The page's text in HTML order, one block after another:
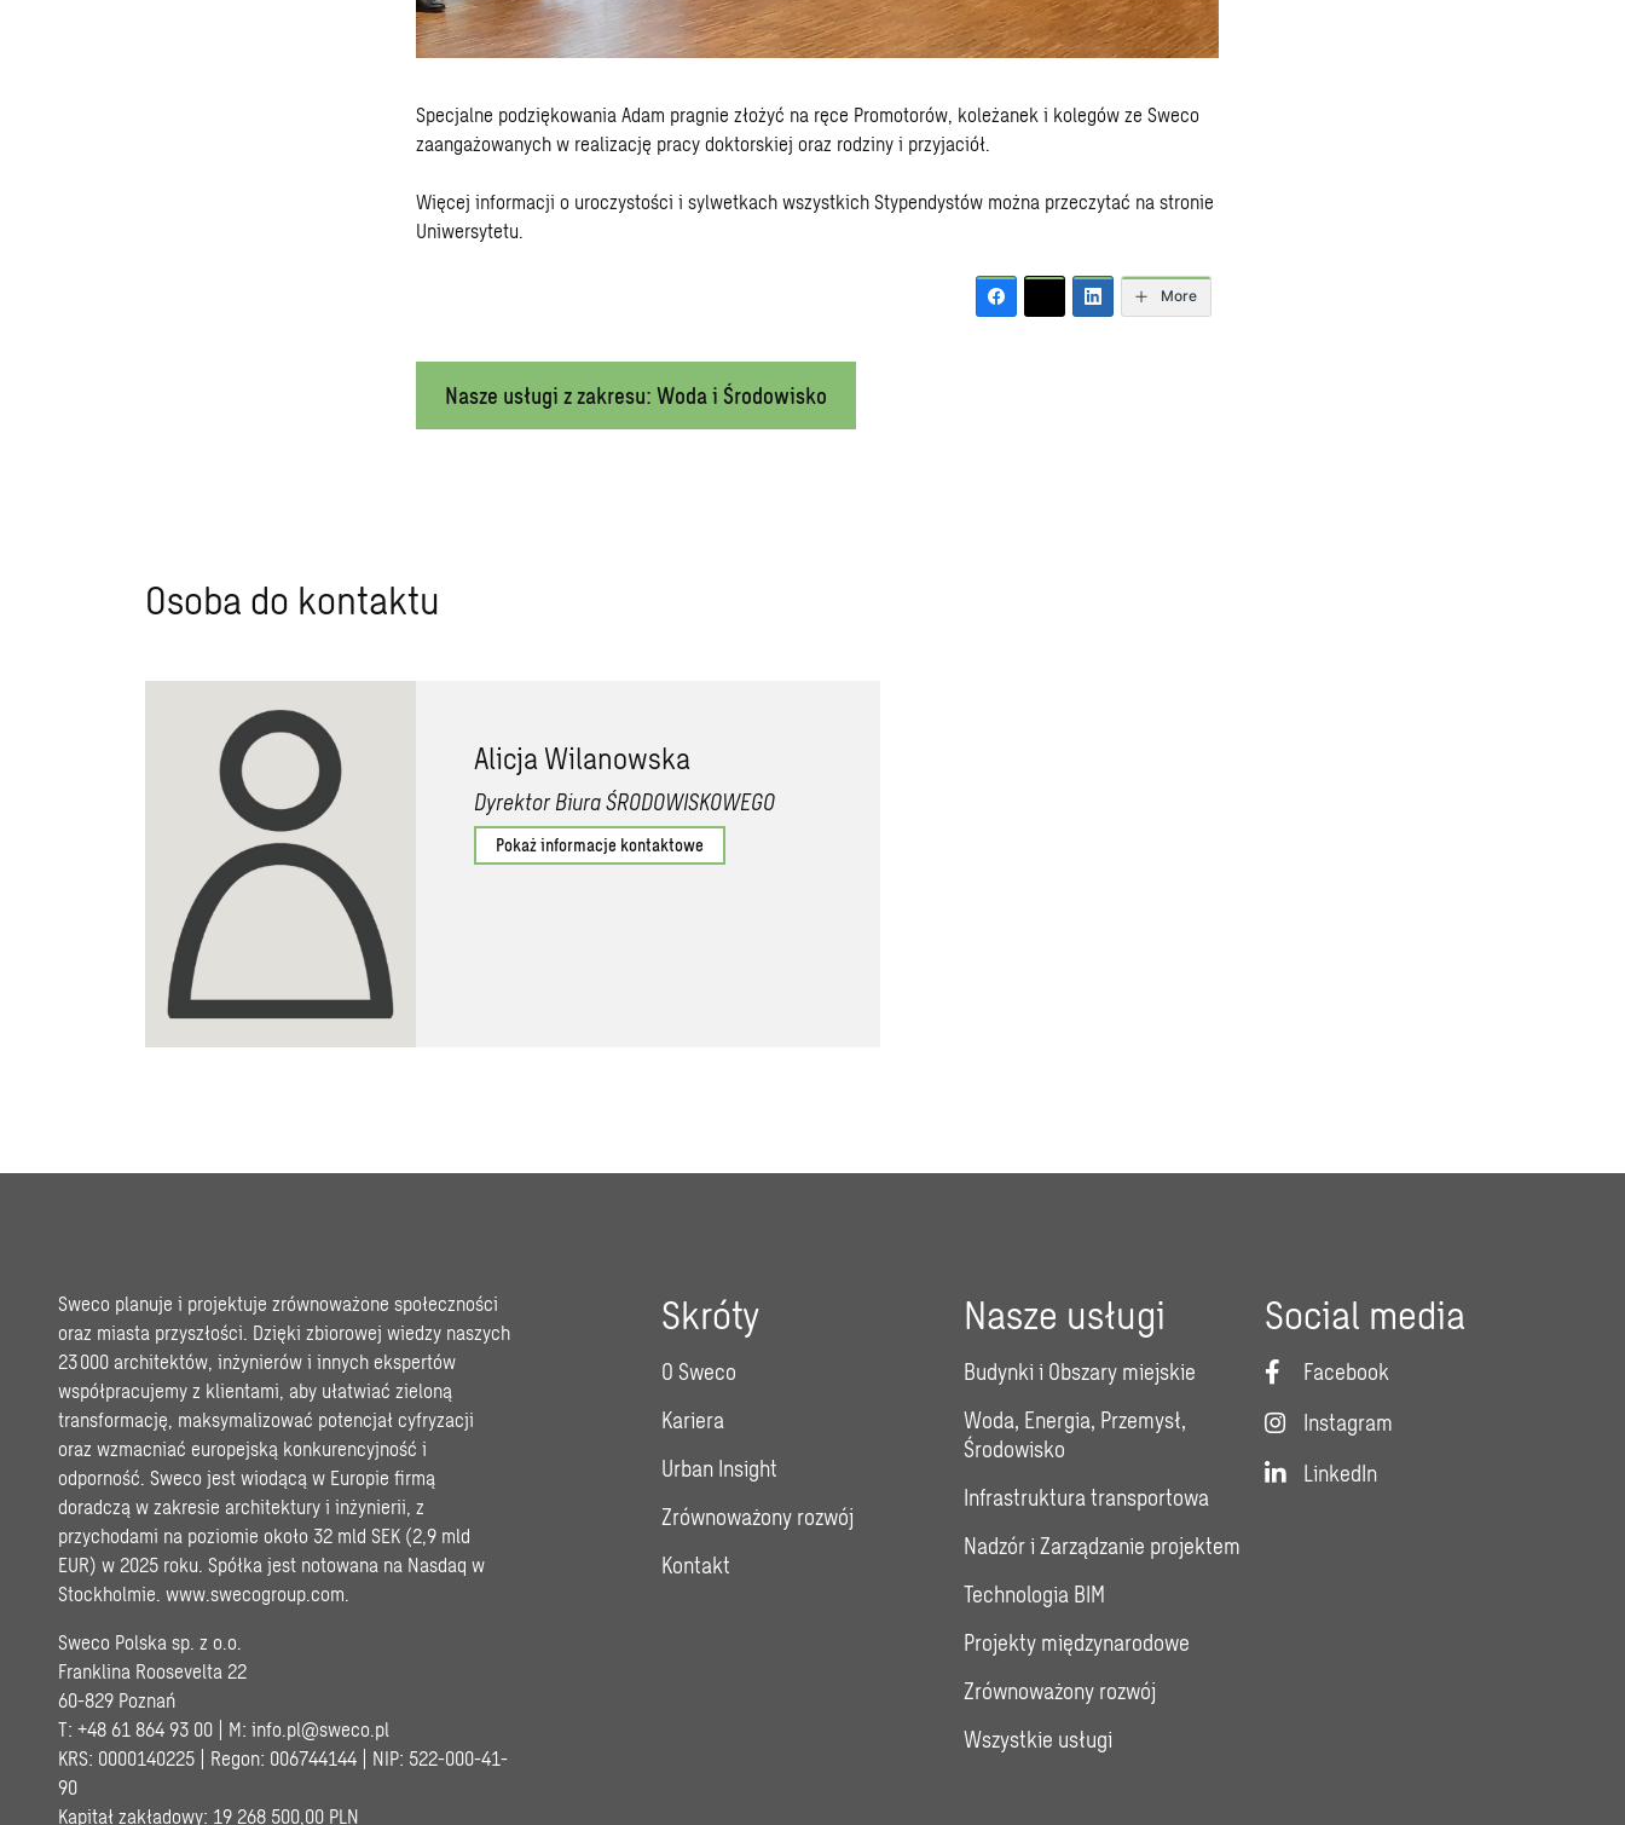
Specjalne podziękowania Adam pragnie złożyć na ręce Promotorów, koleżanek i kolegów ze Sweco
zaangażowanych w realizację pracy doktorskiej oraz rodziny i przyjaciół.
Więcej informacji o uroczystości i sylwetkach wszystkich Stypendystów można przeczytać na stronie
Uniwersytetu.
More
Nasze usługi z zakresu: Woda i Środowisko
Osoba do kontaktu
Alicja Wilanowska
Dyrektor Biura ŚRODOWISKOWEGO
Pokaż informacje kontaktowe
Sweco planuje i projektuje zrównoważone społeczności
oraz miasta przyszłości. Dzięki zbiorowej wiedzy naszych
23 000 architektów, inżynierów i innych ekspertów
współpracujemy z klientami, aby ułatwiać zieloną
transformację, maksymalizować potencjał cyfryzacji
oraz wzmacniać europejską konkurencyjność i
odporność. Sweco jest wiodącą w Europie firmą
doradczą w zakresie architektury i inżynierii, z
przychodami na poziomie około 32 mld SEK (2,9 mld
EUR) w 2025 roku. Spółka jest notowana na Nasdaq w
Stockholmie. www.swecogroup.com
Sweco Polska sp. z o.o.
Franklina Roosevelta 22
60-829 Poznań
T: +48 61 864 93 00 | M: info.pl@sweco.pl
KRS: 0000140225 | Regon: 006744144 | NIP: 522-000-41-
90
Kapitał zakładowy: 19 268 500,00 PLN
Skróty
O Sweco
Kariera
Urban Insight
Zrównoważony rozwój
Kontakt
Nasze usługi
Budynki i Obszary miejskie
Woda, Energia, Przemysł,
Środowisko
Infrastruktura transportowa
Nadzór i Zarządzanie projektem
Technologia BIM
Projekty międzynarodowe
Zrównoważony rozwój
Wszystkie usługi
Social media
Facebook
Instagram
LinkedIn